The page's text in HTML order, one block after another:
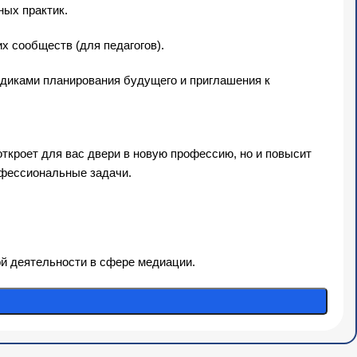
практик.
сообществ (для педагогов).
планирования будущего и приглашения к
для вас двери в новую профессию, но и повысит
задачи.
деятельности в сфере медиации.